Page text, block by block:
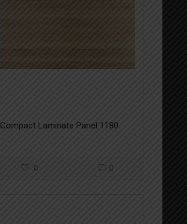
Compact Laminate Panel 1180
0 0